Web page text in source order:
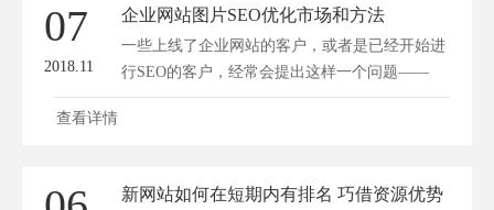
07
2018.11
企业网站图片SEO优化市场和方法
一些上线了企业网站的客户，或者是已经开始进
行SEO的客户，经常会提出这样一个问题——
我...
查看详情
新网站如何在短期内有排名 巧借资源优势